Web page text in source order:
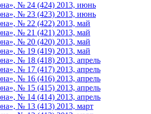
№ 24 (424) 2013, июнь
№ 23 (423) 2013, июнь
№ 22 (422) 2013, май
№ 21 (421) 2013, май
№ 20 (420) 2013, май
№ 19 (419) 2013, май
№ 18 (418) 2013, апрель
№ 17 (417) 2013, апрель
№ 16 (416) 2013, апрель
№ 15 (415) 2013, апрель
№ 14 (414) 2013, апрель
№ 13 (413) 2013, март